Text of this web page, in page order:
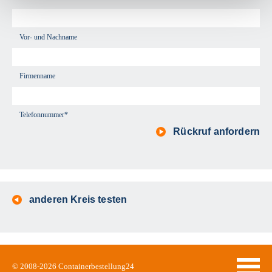
Vor- und Nachname
Firmenname
Telefonnummer*
Rückruf anfordern
anderen Kreis testen
© 2008-2026 Containerbestellung24